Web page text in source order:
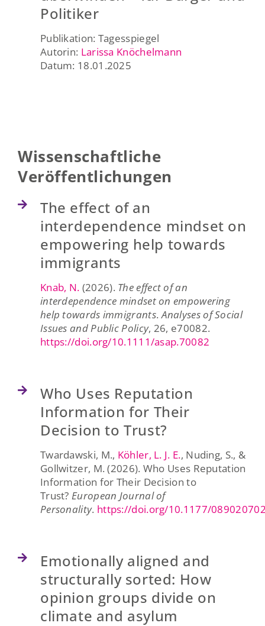
Politiker
Publikation: Tagesspiegel
Autorin: Larissa Knöchelmann
Datum: 18.01.2025
Wissenschaftliche
Veröffentlichungen
The effect of an
interdependence mindset on
empowering help towards
immigrants
Knab, N. (2026). The effect of an
interdependence mindset on empowering
help towards immigrants.Analyses of Social
Issues and Public Policy, 26, e70082.
https://doi.org/10.1111/asap.70082
Who Uses Reputation
Information for Their
Decision to Trust?
Twardawski, M., Köhler, L. J. E., Nuding, S., &
Gollwitzer, M. (2026). Who Uses Reputation
Information for Their Decision to
Trust?European Journal of
Personality. https://doi.org/10.1177/
Emotionally aligned and
structurally sorted: How
opinion groups divide on
climate and asylum